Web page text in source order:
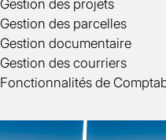
Gestion des projets
Gestion des parcelles
Gestion documentaire
Gestion des courriers
Fonctionnalités de